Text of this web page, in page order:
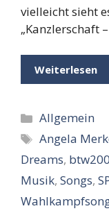
vielleicht sieht
„Kanzlerschaft
Weiterlesen
Kategorien
Allgemein
Angela
Dreams,
Musik, Songs,